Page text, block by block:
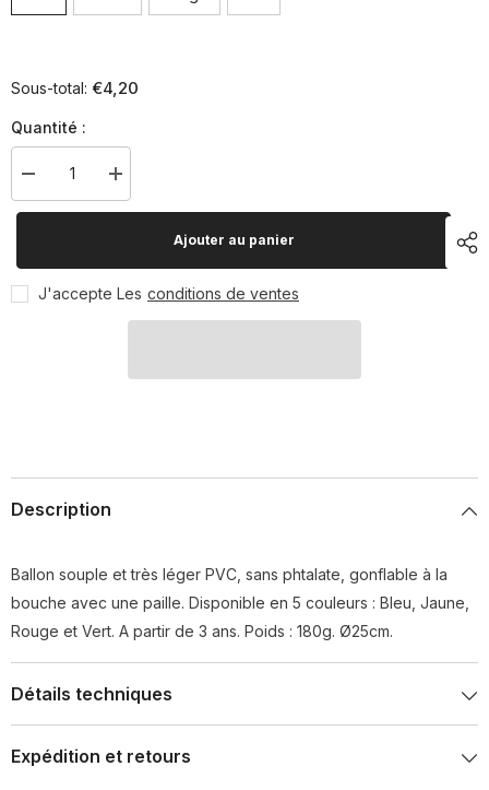
Sous-total: €4,20
Quantité :
Diminuer
la
quantité
ultra-
légers
25cm
Augmenter
la
quantité
ultra-
légers
25cm
Ajouter au panier
J'accepte Les conditions de ventes
Description
Ballon souple et très léger PVC, sans phtalate, gonflable à la
bouche avec une paille. Disponible en 5 couleurs : Bleu, Jaune,
Rouge et Vert. A partir de 3 ans. Poids : 180g. Ø25cm.
Détails techniques
Expédition et retours